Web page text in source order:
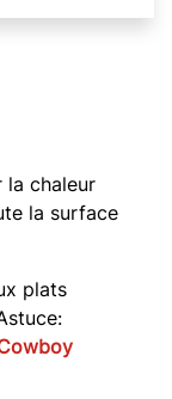
la chaleur
la surface
plats